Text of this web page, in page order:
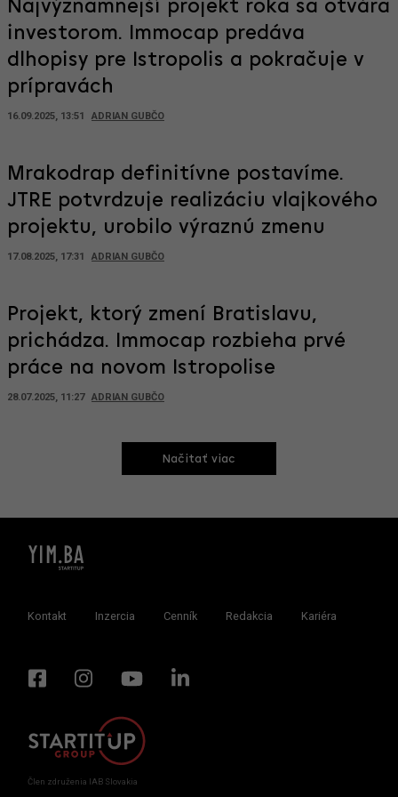
Najvýznamnejší projekt roka sa otvára
investorom. Immocap predáva
dlhopisy pre Istropolis a pokračuje v
prípravách
16.09.2025, 13:51 ADRIAN GUBČO
Mrakodrap definitívne postavíme.
JTRE potvrdzuje realizáciu vlajkového
projektu, urobilo výraznú zmenu
17.08.2025, 17:31 ADRIAN GUBČO
Projekt, ktorý zmení Bratislavu,
prichádza. Immocap rozbieha prvé
práce na novom Istropolise
28.07.2025, 11:27 ADRIAN GUBČO
Načitať viac
Kontakt Inzercia Cenník Redakcia Kariéra
Člen združenia IAB Slovakia